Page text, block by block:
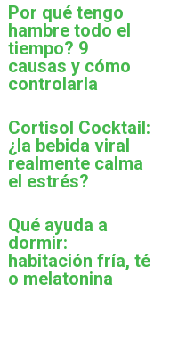
Por qué tengo
hambre todo el
tiempo? 9
causas y cómo
controlarla
Cortisol Cocktail:
¿la bebida viral
realmente calma
el estrés?
Qué ayuda a
dormir:
habitación fría, té
o melatonina